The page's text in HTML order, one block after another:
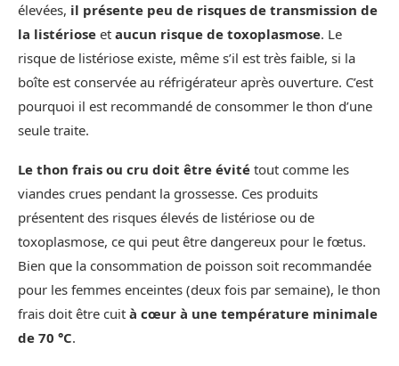
élevées, il présente peu de risques de transmission de
la listériose et aucun risque de toxoplasmose. Le
risque de listériose existe, même s’il est très faible, si la
boîte est conservée au réfrigérateur après ouverture. C’est
pourquoi il est recommandé de consommer le thon d’une
seule traite.
Le thon frais ou cru doit être évité tout comme les
viandes crues pendant la grossesse. Ces produits
présentent des risques élevés de listériose ou de
toxoplasmose, ce qui peut être dangereux pour le fœtus.
Bien que la consommation de poisson soit recommandée
pour les femmes enceintes (deux fois par semaine), le thon
frais doit être cuit à cœur à une température minimale
de 70 °C.